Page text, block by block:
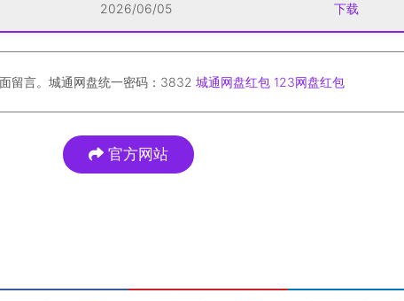
2026/06/05 下载
留言。城通网盘统一密码：3832 城通网盘红包 123网盘红包
官方网站